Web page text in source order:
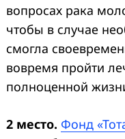
вопросах рака
чтобы в случае
смогла
вовремя пройти
полноценной
2 место. Фонд